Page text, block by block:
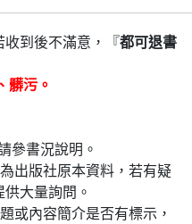
到後不滿意，『都可退書
髒污。
參書況說明。
出版社原本資料，若有疑
大量詢問。
或內容簡介是否有標示，